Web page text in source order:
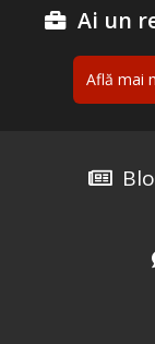
Ai un
Află mai